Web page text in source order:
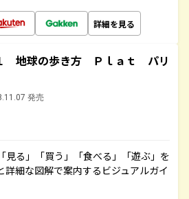
詳細を見る
地球の歩き方 Ｐｌａｔ パリ
発売
見る」「買う」「食べる」「遊ぶ」を
詳細な図解で案内するビジュアルガイ